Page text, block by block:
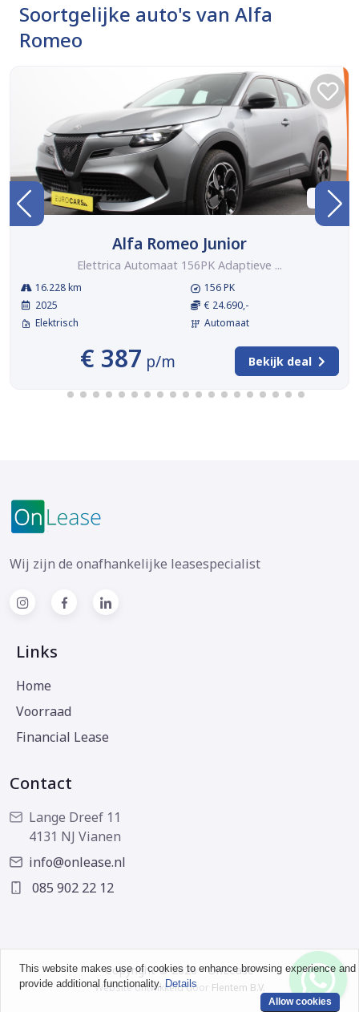
Soortgelijke auto's van Alfa
Romeo
BTW
Alfa Romeo Junior
Elettrica Automaat 156PK Adaptieve ...
16.228 km
2025
Elektrisch
156 PK
€ 24.690,-
Automaat
€ 387 p/m Bekijk deal
Wij zijn de onafhankelijke leasespecialist
Links
Home
Voorraad
Financial Lease
Contact
Lange Dreef 11
4131 NJ Vianen
info@onlease.nl
085 902 22 12
Copyright © 2026 - OnLease
Website ontwikkeld door Flentem B.V.
This website makes use of cookies to enhance browsing experience and
provide additional functionality. Details
Allow cookies